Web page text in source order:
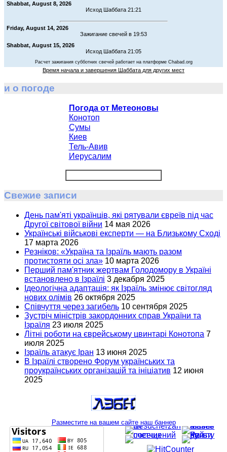
Shabbat, August 8, 2026
Исход Шаббата 21:21
Friday, August 14, 2026
Зажигание свечей в 19:53
Shabbat, August 15, 2026
Исход Шаббата 21:05
Расчет зажигания субботних свечей работает на платформе Chabad.org
Время начала и завершения Шаббата для других мест
и о погоде
Погода от Метеоновы
Конотоп
Сумы
Киев
Тель-Авив
Иерусалим
Свежие записи
День пам'яті українців, які рятували євреїв під час
Другої світової війни 14 мая 2026
Українські військові експерти — на Близькому Сході
17 марта 2026
Резніков: «Україна та Ізраїль мають разом
протистояти осі зла» 10 марта 2026
Перший пам'ятник жертвам Голодомору в Україні
встановлено в Ізраїлі 3 декабря 2025
Ідеологічна адаптація: як Ізраїль змінює світогляд
нових олімів 26 октября 2025
Співчуття через загибель 10 сентября 2025
Зустріч міністрів закордонних справ України та
Ізраїля 23 июля 2025
Літні роботи на єврейському цвинтарі Конотопа 7
июля 2025
Ізраїль атакує Іран 13 июня 2025
В Ізраїлі створено Форум українських та
проукраїнських організацій та ініціатив 12 июня
2025
Разместите на вашем сайте наш баннер